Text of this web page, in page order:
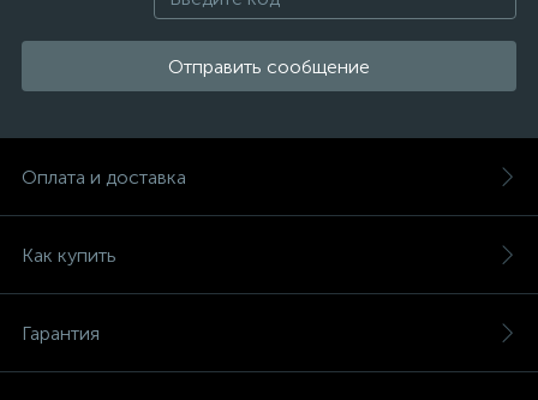
Отправить сообщение
Оплата и доставка
Как купить
Гарантия